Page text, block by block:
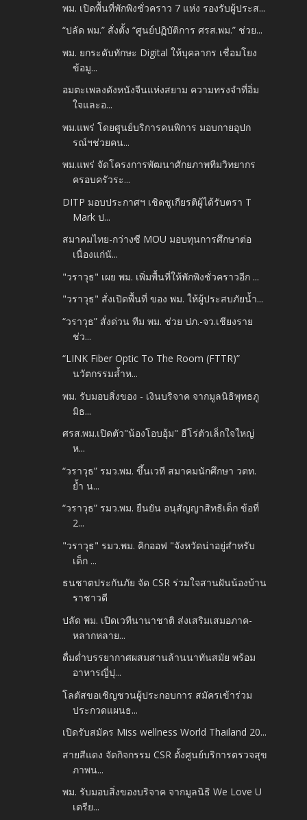
พม. เปิดพื้นที่พักพิงชั่วคราว 7 แห่ง รองรับผู้ประส...
“ปลัด พม.” สั่งตั้ง “ศูนย์ปฏิบัติการ ศรส.พม.” ช่วย...
พม. ยกระดับทักษะ Digital ให้บุคลากร เชื่อมโยง
ข้อมู...
อมตะเพลงดังหนังจีนแห่งสยาม ความทรงจำที่อิ่ม
ใจและอ...
พม.แพร่ โดยศูนย์บริการคนพิการ มอบกายอุปก
รณ์ฯช่วยคน...
พม.แพร่ จัดโครงการพัฒนาศักยภาพทีมวิทยากร
ครอบครัวระ...
DITP มอบประกาศฯ เชิดชูเกียรติผู้ได้รับตรา T
Mark ป...
สมาคมไทย-กว่างซี MOU มอบทุนการศึกษาต่อ
เนื่องแก่นั...
"วราวุธ" เผย พม. เพิ่มพื้นที่ให้พักพิงชั่วคราวอีก ...
"วราวุธ" สั่งเปิดพื้นที่ ของ พม. ให้ผู้ประสบภัยน้ำ...
“วราวุธ” สั่งด่วน ทีม พม. ช่วย ปภ.-จว.เชียงราย
ช่ว...
“LINK Fiber Optic To The Room (FTTR)”
นวัตกรรมล้ำห...
พม. รับมอบสิ่งของ - เงินบริจาค จากมูลนิธิพุทธภู
มิธ...
ศรส.พม.เปิดตัว"น้องโอบอุ้ม" ฮีโร่ตัวเล็กใจใหญ่
ห...
“วราวุธ” รมว.พม. ขึ้นเวที สมาคมนักศึกษา วตท.
ย้ำ น...
“วราวุธ” รมว.พม. ยืนยัน อนุสัญญาสิทธิเด็ก ข้อที่
2...
"วราวุธ" รมว.พม. คิกออฟ "จังหวัดน่าอยู่สำหรับ
เด็ก ...
ธนชาตประกันภัย จัด CSR ร่วมใจสานฝันน้องบ้าน
ราชาวดี
ปลัด พม. เปิดเวทีนานาชาติ ส่งเสริมเสมอภาค-
หลากหลาย...
ดื่มด่ำบรรยากาศผสมสานล้านนาทันสมัย พร้อม
อาหารญี่ปุ...
โลตัสขอเชิญชวนผู้ประกอบการ สมัครเข้าร่วม
ประกวดแผนธ...
เปิดรับสมัคร Miss wellness World Thailand 20...
สายสีแดง จัดกิจกรรม CSR ตั้งศูนย์บริการตรวจสุข
ภาพน...
พม. รับมอบสิ่งของบริจาค จากมูลนิธิ We Love U
เตรีย...